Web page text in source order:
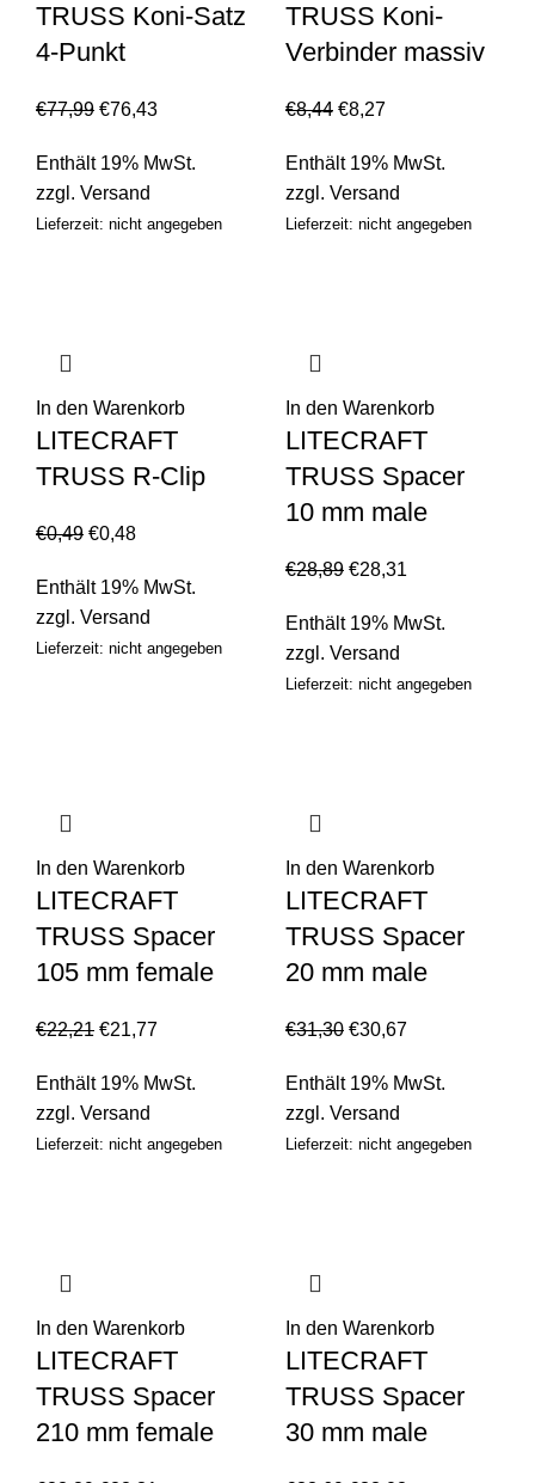
TRUSS Koni-Satz
4-Punkt
€77,99 €76,43
Enthält 19% MwSt.
zzgl. Versand
Lieferzeit: nicht angegeben
TRUSS Koni-
Verbinder massiv
€8,44 €8,27
Enthält 19% MwSt.
zzgl. Versand
Lieferzeit: nicht angegeben
In den Warenkorb
LITECRAFT
TRUSS R-Clip
€0,49 €0,48
Enthält 19% MwSt.
zzgl. Versand
Lieferzeit: nicht angegeben
In den Warenkorb
LITECRAFT
TRUSS Spacer
10 mm male
€28,89 €28,31
Enthält 19% MwSt.
zzgl. Versand
Lieferzeit: nicht angegeben
In den Warenkorb
LITECRAFT
TRUSS Spacer
105 mm female
€22,21 €21,77
Enthält 19% MwSt.
zzgl. Versand
Lieferzeit: nicht angegeben
In den Warenkorb
LITECRAFT
TRUSS Spacer
20 mm male
€31,30 €30,67
Enthält 19% MwSt.
zzgl. Versand
Lieferzeit: nicht angegeben
In den Warenkorb
LITECRAFT
TRUSS Spacer
210 mm female
In den Warenkorb
LITECRAFT
TRUSS Spacer
30 mm male